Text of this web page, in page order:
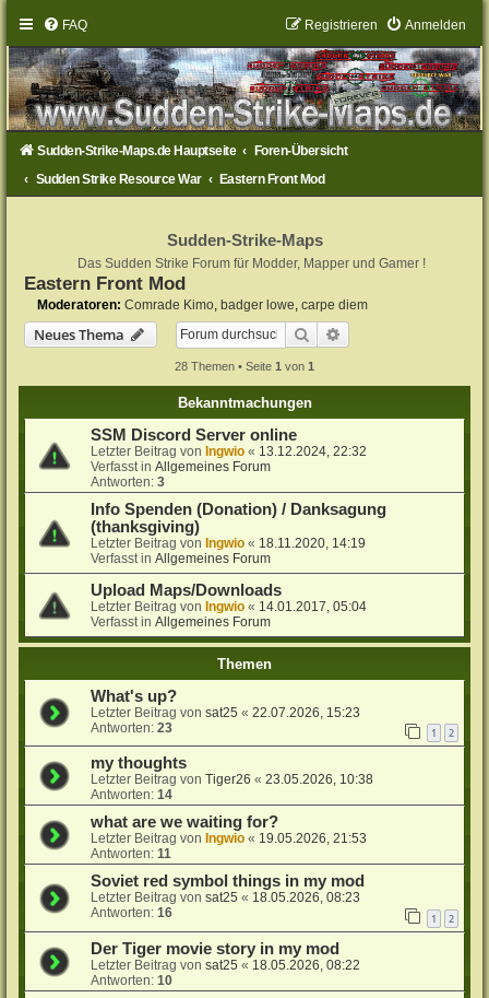
FAQ Anmelden
Registrieren
Sudden-Strike-Maps.de Hauptseite
Foren-Übersicht
Sudden Strike Resource War
Eastern Front Mod
Sudden-Strike-Maps
Das Sudden Strike Forum für Modder, Mapper und Gamer !
Eastern Front Mod
Moderatoren: Comrade Kimo, badger lowe,carpe diem
Neues Thema Suche
28 Themen • Seite 1 von 1
Bekanntmachungen
SSM Discord Server online
Letzter Beitrag vonIngwio « 13.12.2024, 22:32
Verfasst inAllgemeines Forum
Antworten:3
Info Spenden (Donation) / Danksagung
(thanksgiving)
Letzter Beitrag vonIngwio « 18.11.2020, 14:19
Verfasst inAllgemeines Forum
Upload Maps/Downloads
Letzter Beitrag vonIngwio « 14.01.2017, 05:04
Verfasst inAllgemeines Forum
Themen
What's up?
Letzter Beitrag vonsat25 «22.07.2026, 15:23
Antworten:23 1 2
my thoughts
Letzter Beitrag vonTiger26 «23.05.2026, 10:38
Antworten:14
what are we waiting for?
Letzter Beitrag von Ingwio « 19.05.2026, 21:53
Antworten:11
Soviet red symbol things in my mod
Letzter Beitrag vonsat25 « 18.05.2026, 08:23
Antworten:16 1 2
Der Tiger movie story in my mod
Letzter Beitrag vonsat25 « 18.05.2026, 08:22
Antworten:10